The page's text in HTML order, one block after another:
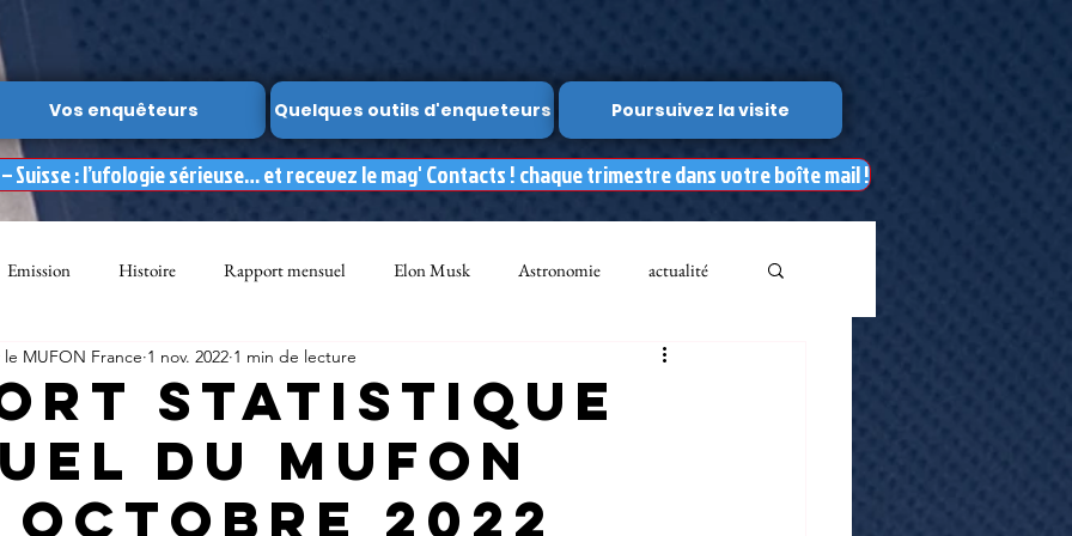
Vos enquêteurs Quelques outils d'enqueteurs Poursuivez la visite
– Suisse : l’ufologie sérieuse… et recevez le mag' Contacts ! chaque trimestre dans votre boîte mail !
Emission Histoire Rapport mensuel Elon Musk Astronomie actualité
Dossier spécial MUFON Abduction Leslie Kean's
Observation ARCHIVES Témoignages Livre Film
statistique
du MUFON
2022
MUFON France 1 nov. 2022 1 min de lecture